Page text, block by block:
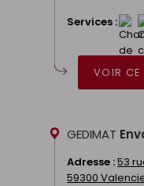
Services :
VOIR CE
GEDIMAT
Adresse :53
59300